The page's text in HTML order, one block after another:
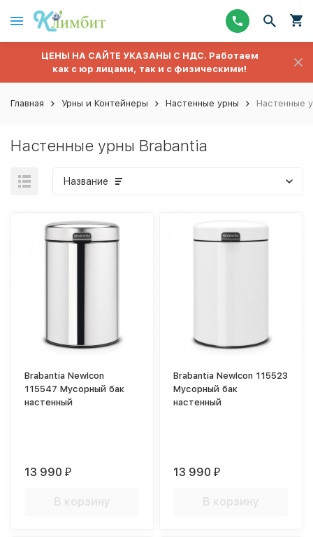
ЦЕНЫ НА САЙТЕ УКАЗАНЫ С НДС. Работаем
как с юр лицами, так и с физическими!
Главная Урны и Контейнеры Настенные урны Настенные
Настенные урны Brabantia
Название
Brabantia NewIcon
115547 Мусорный бак
настенный
13 990₽
В корзину
Brabantia NewIcon 115523
Мусорный бак
настенный
13 990₽
В корзину